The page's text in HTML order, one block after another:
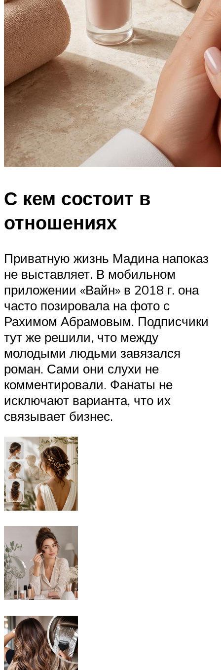
С кем состоит в
отношениях
Приватную жизнь Мадина напоказ
не выставляет. В мобильном
приложении «Вайн» в 2018 г. она
часто позировала на фото с
Рахимом Абрамовым. Подписчики
тут же решили, что между
молодыми людьми завязался
роман. Сами они слухи не
комментировали. Фанаты не
исключают варианта, что их
связывает бизнес.